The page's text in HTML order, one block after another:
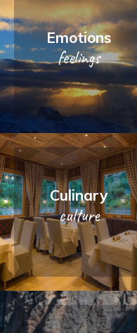
Emotions
feelings
Culinary
culture